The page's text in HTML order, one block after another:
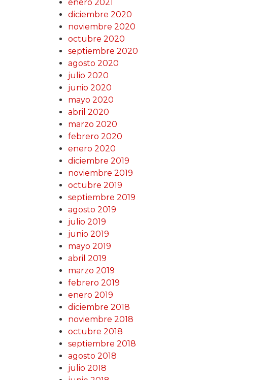
enero 2021
diciembre 2020
noviembre 2020
octubre 2020
septiembre 2020
agosto 2020
julio 2020
junio 2020
mayo 2020
abril 2020
marzo 2020
febrero 2020
enero 2020
diciembre 2019
noviembre 2019
octubre 2019
septiembre 2019
agosto 2019
julio 2019
junio 2019
mayo 2019
abril 2019
marzo 2019
febrero 2019
enero 2019
diciembre 2018
noviembre 2018
octubre 2018
septiembre 2018
agosto 2018
julio 2018